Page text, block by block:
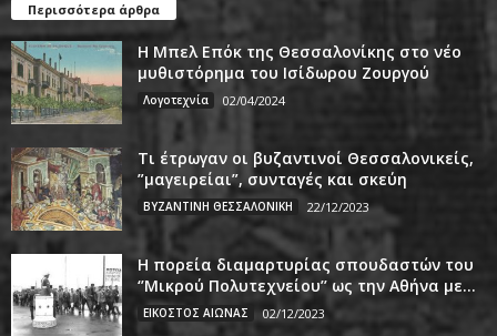
Περισσότερα άρθρα
Η Μπελ Επόκ της Θεσσαλονίκης στο νέο
μυθιστόρημα του Ισίδωρου Ζουργού
Λογοτεχνία 02/04/2024
Τι έτρωγαν οι βυζαντινοί Θεσσαλονικείς,
”μαγειρείαι”, συνταγές και σκεύη
ΒΥΖΑΝΤΙΝΗ ΘΕΣΣΑΛΟΝΙΚΗ 22/12/2023
Η πορεία διαμαρτυρίας σπουδαστών του
‘’Μικρού Πολυτεχνείου’’ ως την Αθήνα με...
ΕΙΚΟΣΤΟΣ ΑΙΩΝΑΣ 02/12/2023